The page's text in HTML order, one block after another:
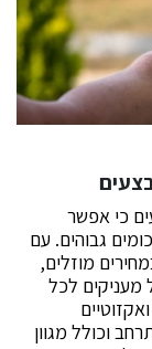
כי אפשר
גבוהים. עם
מוזלים,
מעניקים לכל
וכולל מגוון